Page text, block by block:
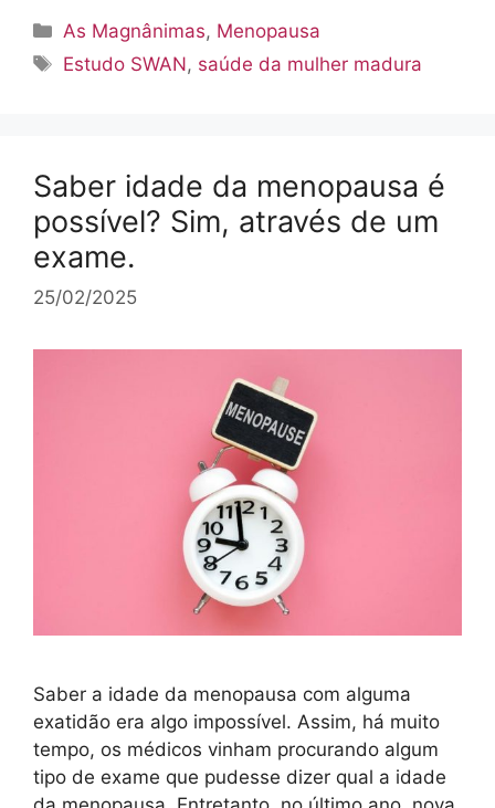
Categorias
As Magnânimas, Menopausa
Tags
Estudo SWAN, saúde da mulher madura
Saber idade da menopausa é
possível? Sim, através de um
exame.
25/02/2025
Saber a idade da menopausa com alguma
exatidão era algo impossível. Assim, há muito
tempo, os médicos vinham procurando algum
tipo de exame que pudesse dizer qual a idade